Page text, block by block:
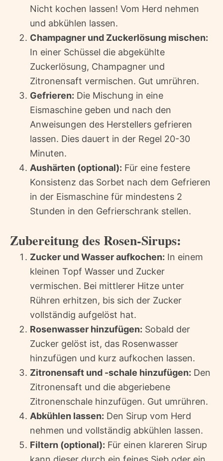
Nicht kochen lassen! Vom Herd nehmen
und abkühlen lassen.
Champagner und Zuckerlösung mischen:
In einer Schüssel die abgekühlte
Zuckerlösung, Champagner und
Zitronensaft vermischen. Gut umrühren.
Gefrieren: Die Mischung in eine
Eismaschine geben und nach den
Anweisungen des Herstellers gefrieren
lassen. Dies dauert in der Regel 20-30
Minuten.
Aushärten (optional): Für eine festere
Konsistenz das Sorbet nach dem Gefrieren
in der Eismaschine für mindestens 2
Stunden in den Gefrierschrank stellen.
Zubereitung des Rosen-Sirups:
Zucker und Wasser aufkochen: In einem
kleinen Topf Wasser und Zucker
vermischen. Bei mittlerer Hitze unter
Rühren erhitzen, bis sich der Zucker
vollständig aufgelöst hat.
Rosenwasser hinzufügen: Sobald der
Zucker gelöst ist, das Rosenwasser
hinzufügen und kurz aufkochen lassen.
Zitronensaft und -schale hinzufügen: Den
Zitronensaft und die abgeriebene
Zitronenschale hinzufügen. Gut umrühren.
Abkühlen lassen: Den Sirup vom Herd
nehmen und vollständig abkühlen lassen.
Filtern (optional): Für einen klareren Sirup